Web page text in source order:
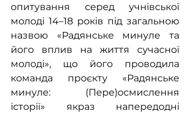
опитування серед учнівської
молоді 14–18 років під загальною
назвою «Радянське минуле та
його вплив на життя сучасної
молоді», що його проводила
команда проєкту «Радянське
минуле: (Пере)осмислення
історії» якраз напередодні